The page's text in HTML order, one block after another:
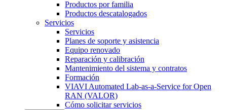
Productos por familia
Productos descatalogados
Servicios
Servicios
Planes de soporte y asistencia
Equipo renovado
Reparación y calibración
Mantenimiento del sistema y contratos
Formación
VIAVI Automated Lab-as-a-Service for Open
RAN (VALOR)
Cómo solicitar servicios